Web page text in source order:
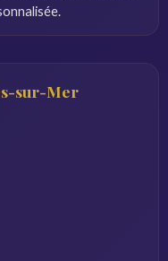
sur-Mer